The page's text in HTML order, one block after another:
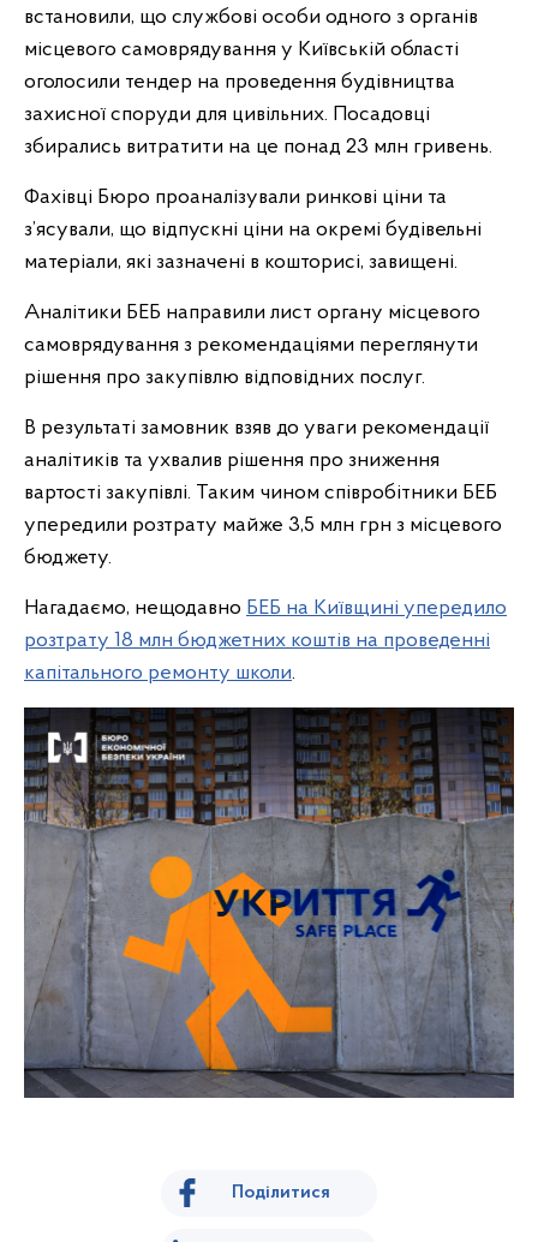
встановили, що службові особи одного з органів
місцевого самоврядування у Київській області
оголосили тендер на проведення будівництва
захисної споруди для цивільних. Посадовці
збирались витратити на це понад 23 млн гривень.
Фахівці Бюро проаналізували ринкові ціни та
з’ясували, що відпускні ціни на окремі будівельні
матеріали, які зазначені в кошторисі, завищені.
Аналітики БЕБ направили лист органу місцевого
самоврядування з рекомендаціями переглянути
рішення про закупівлю відповідних послуг.
В результаті замовник взяв до уваги рекомендації
аналітиків та ухвалив рішення про зниження
вартості закупівлі. Таким чином співробітники БЕБ
упередили розтрату майже 3,5 млн грн з місцевого
бюджету.
Нагадаємо, нещодавно БЕБ на Київщині упередило
розтрату 18 млн бюджетних коштів на проведенні
капітального ремонту школи.
Поділитися